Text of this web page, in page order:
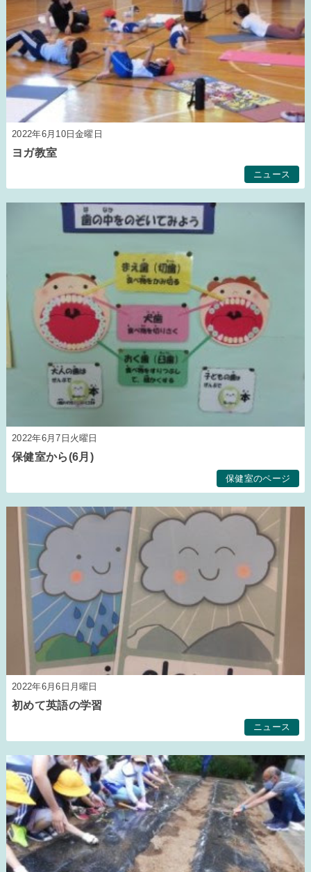
2022年6月10日金曜日
ヨガ教室
ニュース
2022年6月7日火曜日
保健室から(6月)
保健室のページ
2022年6月6日月曜日
初めて英語の学習
ニュース